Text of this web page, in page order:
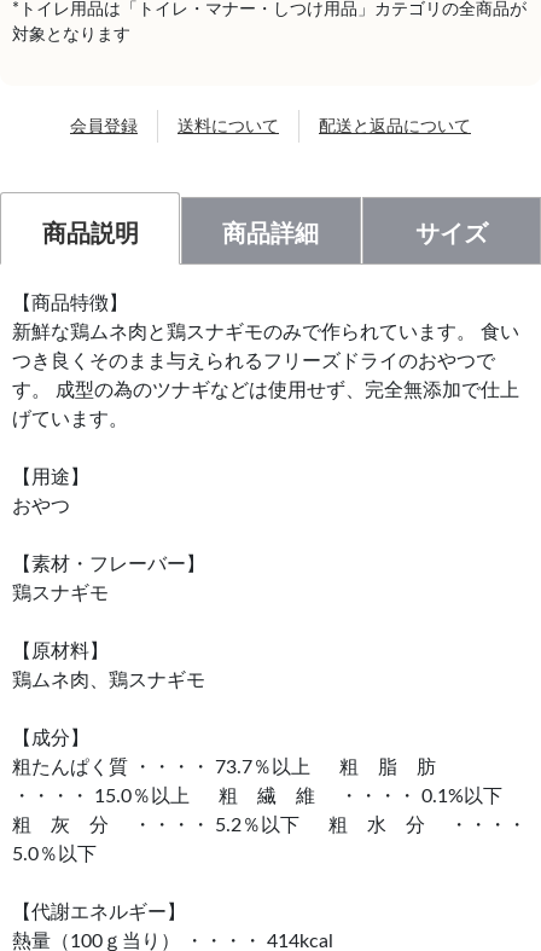
*トイレ用品は「トイレ・マナー・しつけ用品」カテゴリの全商品が
対象となります
会員登録 送料について 配送と返品について
商品説明 商品詳細 サイズ
【商品特徴】
新鮮な鶏ムネ肉と鶏スナギモのみで作られています。 食い
つき良くそのまま与えられるフリーズドライのおやつで
す。 成型の為のツナギなどは使用せず、完全無添加で仕上
げています。
【用途】
おやつ
【素材・フレーバー】
鶏スナギモ
【原材料】
鶏ムネ肉、鶏スナギモ
【成分】
粗たんぱく質 ・・・・ 73.7％以上 粗 脂 肪
・・・・ 15.0％以上 粗 繊 維 ・・・・ 0.1%以下
粗 灰 分 ・・・・ 5.2％以下 粗 水 分 ・・・・
5.0％以下
【代謝エネルギー】
熱量（100ｇ当り） ・・・・ 414kcal